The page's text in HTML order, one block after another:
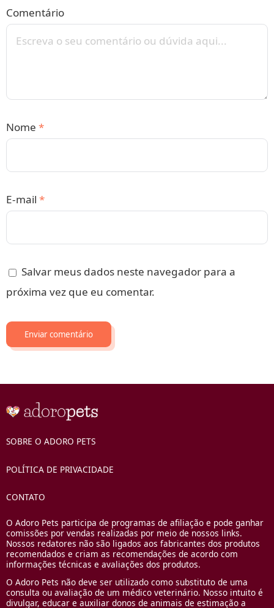
Comentário
Nome *
E-mail *
Salvar meus dados neste navegador para a
próxima vez que eu comentar.
SOBRE O ADORO PETS
POLÍTICA DE PRIVACIDADE
CONTATO
O Adoro Pets participa de programas de afiliação e pode ganhar
comissões por vendas realizadas por meio de nossos links.
Nossos redatores não são ligados aos fabricantes dos produtos
recomendados e criam as recomendações de acordo com
informações técnicas e avaliações dos produtos.
O Adoro Pets não deve ser utilizado como substituto de uma
consulta ou avaliação de um médico veterinário. Nosso intuito é
divulgar, educar e auxiliar donos de animais de estimação a